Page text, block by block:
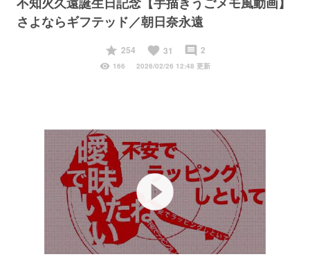
さよならギフテッド／朝日奈永遠
start
254 favorite 31 insert_comment 2
visibility 166 2026/02/26 12:48 更新
play_circle_filled